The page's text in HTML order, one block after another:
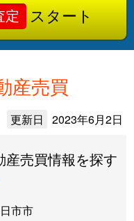
定 スタート
産売買
更新日 2023年6月2日
産売買情報を探す
市市